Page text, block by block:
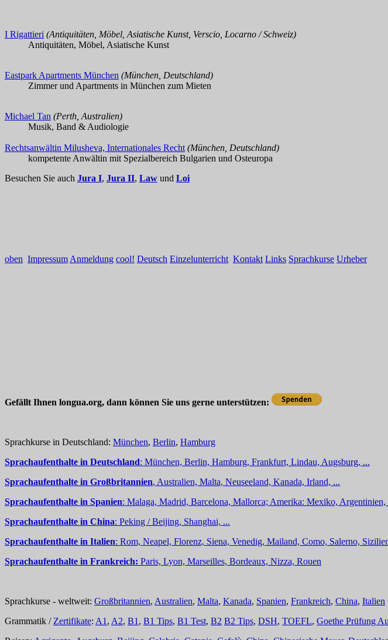
I Rigattieri (Antiquitäten, Möbel, Asiatische Kunst, Verscio, Locarno / Schweiz)
Antiquitäten, Möbel, Asiatische Kunst
Eastpark Apartments München (München, Deutschland)
Zimmer und Apartments in München zum Mieten
Michael Tan (Perth, Australien)
Musik, Band & Audiologie
Rechtsanwältin Milusheva, Internationales Recht (München, Deutschland)
kompetente Anwältin mit Spezialbereich Bulgarien und Osteuropa
Besuchen Sie auch Jura I, Jura II, Law und Loi
oben Impressum Anmeldung cool! Deutsch Einzelunterricht Kontakt Links Sprachkurse Urheber
Gefällt Ihnen longua.org, dann können Sie uns gerne unterstützen:
Sprachkurse in Deutschland: München, Berlin, Hamburg
Sprachaufenthalte in Deutschland: München, Berlin, Hamburg, Frankfurt, Lindau, Augsburg, ...
Sprachaufenthalte in Großbritannien, Australien, Malta, Neuseeland, Kanada, Irland, ...
Sprachaufenthalte in Spanien: Malaga, Madrid, Barcelona, Mallorca; Amerika: Mexiko, Argentinien,
Sprachaufenthalte in China: Peking / Beijing, Shanghai, ...
Sprachaufenthalte in Italien: Rom, Neapel, Florenz, Siena, Venedig, Mailand, Como, Salerno,
Sprachaufenthalte in Frankreich: Paris, Lyon, Marseilles, Bordeaux, Nizza, Rouen
Sprachkurse - weltweit: Großbritannien, Australien, Malta, Kanada, Spanien, Frankreich, China, Italien
Grammatik / Zertifikate: A1 , A2, B1 , B1 Tips, B1 Test, B2 B2 Tips, DSH, TOEFL, Goethe Prüfung